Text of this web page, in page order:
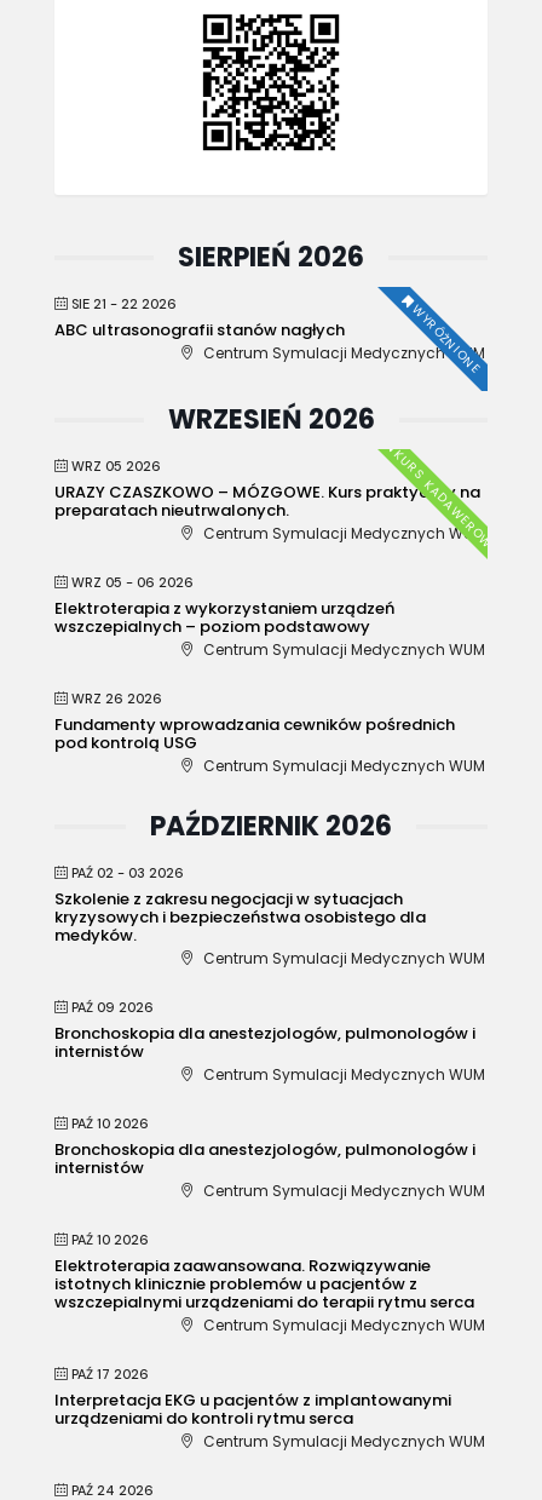
SIERPIEŃ 2026
SIE 21 - 22 2026 WYRÓŻNIONE
ABC ultrasonografii stanów nagłych
Centrum Symulacji Medycznych WUM
WRZESIEŃ 2026
WRZ 05 2026 KURS KADAWEROWY
URAZY CZASZKOWO – MÓZGOWE. Kurs praktyczny na
preparatach nieutrwalonych.
Centrum Symulacji Medycznych WUM
WRZ 05 - 06 2026
Elektroterapia z wykorzystaniem urządzeń
wszczepialnych – poziom podstawowy
Centrum Symulacji Medycznych WUM
WRZ 26 2026
Fundamenty wprowadzania cewników pośrednich
pod kontrolą USG
Centrum Symulacji Medycznych WUM
PAŹDZIERNIK 2026
PAŹ 02 - 03 2026
Szkolenie z zakresu negocjacji w sytuacjach
kryzysowych i bezpieczeństwa osobistego dla
medyków.
Centrum Symulacji Medycznych WUM
PAŹ 09 2026
Bronchoskopia dla anestezjologów, pulmonologów i
internistów
Centrum Symulacji Medycznych WUM
PAŹ 10 2026
Bronchoskopia dla anestezjologów, pulmonologów i
internistów
Centrum Symulacji Medycznych WUM
PAŹ 10 2026
Elektroterapia zaawansowana. Rozwiązywanie
istotnych klinicznie problemów u pacjentów z
wszczepialnymi urządzeniami do terapii rytmu serca
Centrum Symulacji Medycznych WUM
PAŹ 17 2026
Interpretacja EKG u pacjentów z implantowanymi
urządzeniami do kontroli rytmu serca
Centrum Symulacji Medycznych WUM
PAŹ 24 2026